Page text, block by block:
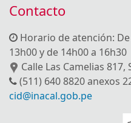
Contacto
Horario de atención:
13h00 y de 14h00 a 16h30
Calle Las Camelias
(511) 640 8820 anexos
cid@inacal.gob.pe